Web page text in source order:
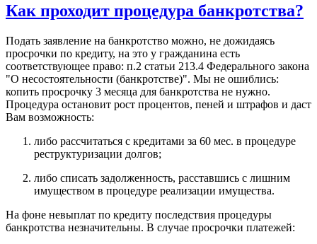
Как проходит процедура банкротства?
Подать заявление на банкротство можно, не дожидаясь
просрочки по кредиту, на это у гражданина есть
соответствующее право: п.2 статьи 213.4 Федерального закона
"О несостоятельности (банкротстве)". Мы не ошиблись:
копить просрочку 3 месяца для банкротства не нужно.
Процедура остановит рост процентов, пеней и штрафов и даст
Вам возможность:
либо рассчитаться с кредитами за 60 мес. в процедуре
реструктуризации долгов;
либо списать задолженность, расставшись с лишним
имуществом в процедуре реализации имущества.
На фоне невыплат по кредиту последствия процедуры
банкротства незначительны. В случае просрочки платежей: